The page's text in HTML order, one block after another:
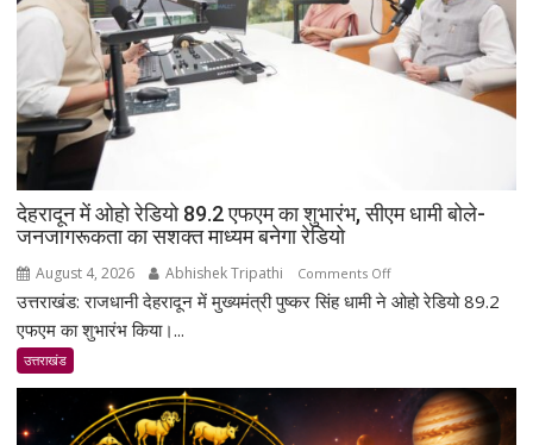
देहरादून में ओहो रेडियो 89.2 एफएम का शुभारंभ, सीएम धामी बोले-
जनजागरूकता का सशक्त माध्यम बनेगा रेडियो
August 4, 2026 Abhishek Tripathi Comments Offon
देहरादून
89.2
एफएम
उत्तराखंड: राजधानी देहरादून में मुख्यमंत्री पुष्कर सिंह धामी ने ओहो रेडियो 89.2
एफएम का शुभारंभ किया।...
उत्तराखंड